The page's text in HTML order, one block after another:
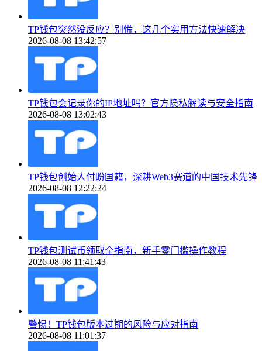
TP钱包突然没反应？别慌，这几个实用方法快速解决
2026-08-08 13:42:57
TP钱包会记录你的IP地址吗？官方隐私解读与安全指南
2026-08-08 13:02:43
TP钱包创始人付盼国籍，深耕Web3赛道的中国技术先锋
2026-08-08 12:22:24
TP钱包测试币领取全指南，新手零门槛操作教程
2026-08-08 11:41:43
警惕！TP钱包版本过期的风险与应对指南
2026-08-08 11:01:37